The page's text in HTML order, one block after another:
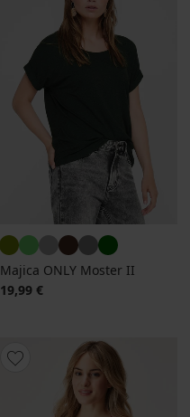
Majica ONLY Moster II
19,99 €